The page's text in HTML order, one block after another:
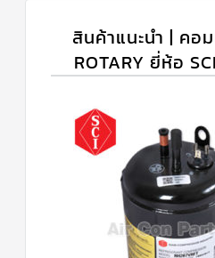
สินค้าแนะนำ | คอ
ROTARY ยี่ห้อ